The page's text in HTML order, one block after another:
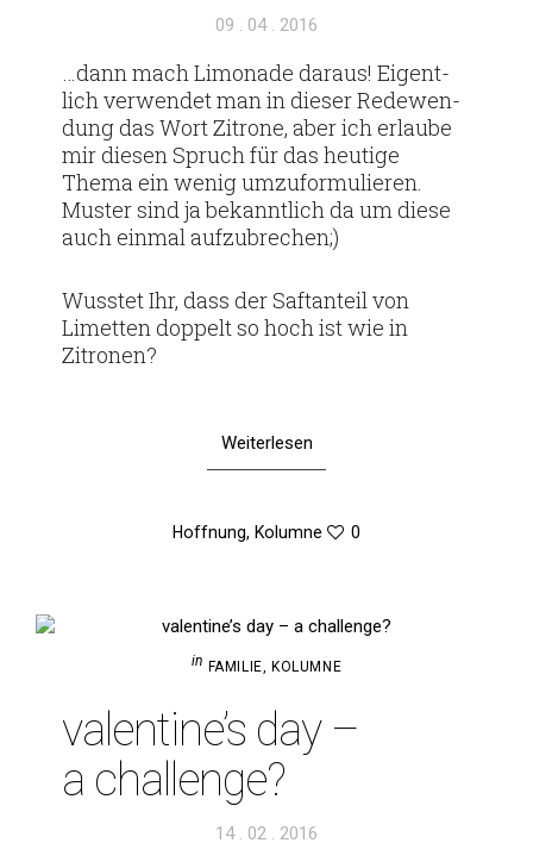
Veröffentlicht
09 . 04 . 2016
…dann mach Limo­nade daraus! Eigent­
lich ver­wendet man in dieser Rede­wen­
dung das Wort Zitrone, aber ich erlaube
mir diesen Spruch für das heu­tige
Thema ein wenig umzu­for­mu­lieren.
Muster sind ja bekannt­lich da um diese
auch einmal aufzubrechen;)
Wusstet Ihr, dass der Saft­an­teil von
Limetten dop­pelt so hoch ist wie in
Zitronen?
Weiterlesen
Hoffnung, Kolumne 0
in FAMILIE, KOLUMNE
valentine’s day –
a challenge?
Veröffentlicht
14 . 02 . 2016